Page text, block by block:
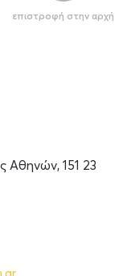
επιστροφή στην αρχή
Αθηνών, 151 23